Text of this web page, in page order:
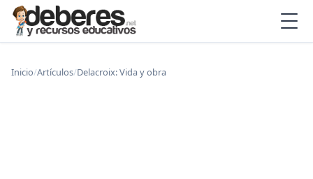
Inicio/Artículos/Delacroix: Vida y obra